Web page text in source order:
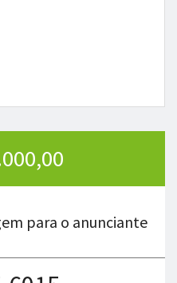
para o anunciante